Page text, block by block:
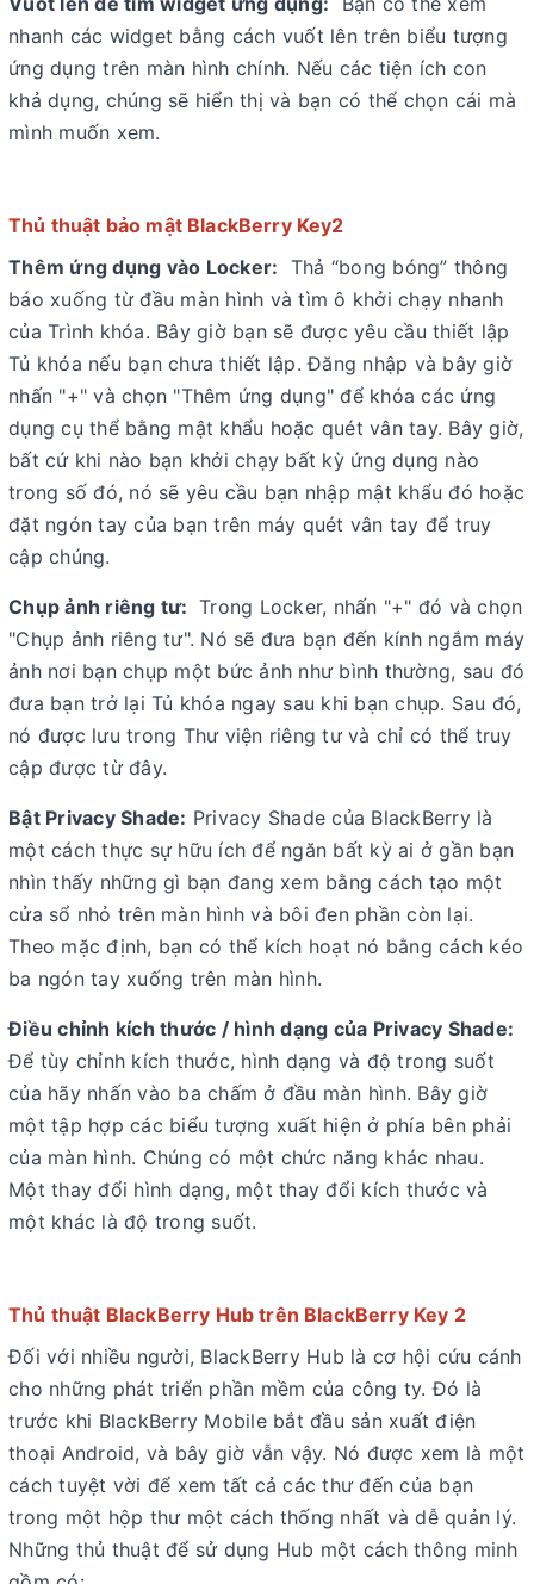
nhanh các widget bằng cách vuốt lên trên biểu tượng
ứng dụng trên màn hình chính. Nếu các tiện ích con
khả dụng, chúng sẽ hiển thị và bạn có thể chọn cái mà
mình muốn xem.
Thủ thuật bảo mật BlackBerry Key2
Thêm ứng dụng vào Locker: Thả “bong bóng” thông
báo xuống từ đầu màn hình và tìm ô khởi chạy nhanh
của Trình khóa. Bây giờ bạn sẽ được yêu cầu thiết lập
Tủ khóa nếu bạn chưa thiết lập. Đăng nhập và bây giờ
nhấn "+" và chọn "Thêm ứng dụng" để khóa các ứng
dụng cụ thể bằng mật khẩu hoặc quét vân tay. Bây giờ,
bất cứ khi nào bạn khởi chạy bất kỳ ứng dụng nào
trong số đó, nó sẽ yêu cầu bạn nhập mật khẩu đó hoặc
đặt ngón tay của bạn trên máy quét vân tay để truy
cập chúng.
Chụp ảnh riêng tư: Trong Locker, nhấn "+" đó và chọn
"Chụp ảnh riêng tư". Nó sẽ đưa bạn đến kính ngắm máy
ảnh nơi bạn chụp một bức ảnh như bình thường, sau đó
đưa bạn trở lại Tủ khóa ngay sau khi bạn chụp. Sau đó,
nó được lưu trong Thư viện riêng tư và chỉ có thể truy
cập được từ đây.
Bật Privacy Shade: Privacy Shade của BlackBerry là
một cách thực sự hữu ích để ngăn bất kỳ ai ở gần bạn
nhìn thấy những gì bạn đang xem bằng cách tạo một
cửa sổ nhỏ trên màn hình và bôi đen phần còn lại.
Theo mặc định, bạn có thể kích hoạt nó bằng cách kéo
ba ngón tay xuống trên màn hình.
Điều chỉnh kích thước / hình dạng của Privacy Shade:
Để tùy chỉnh kích thước, hình dạng và độ trong suốt
của hãy nhấn vào ba chấm ở đầu màn hình. Bây giờ
một tập hợp các biểu tượng xuất hiện ở phía bên phải
của màn hình. Chúng có một chức năng khác nhau.
Một thay đổi hình dạng, một thay đổi kích thước và
một khác là độ trong suốt.
Thủ thuật BlackBerry Hub trên BlackBerry Key 2
Đối với nhiều người, BlackBerry Hub là cơ hội cứu cánh
cho những phát triển phần mềm của công ty. Đó là
trước khi BlackBerry Mobile bắt đầu sản xuất điện
thoại Android, và bây giờ vẫn vậy. Nó được xem là một
cách tuyệt vời để xem tất cả các thư đến của bạn
trong một hộp thư một cách thống nhất và dễ quản lý.
Những thủ thuật để sử dụng Hub một cách thông minh